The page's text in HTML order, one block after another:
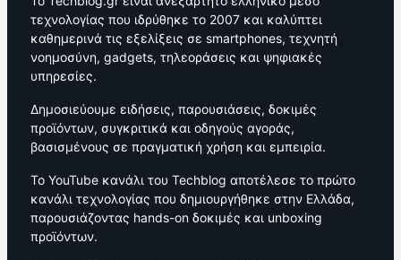
τεχνολογίας που ιδρύθηκε το 2007 και καλύπτει
καθημερινά τις εξελίξεις σε smartphones, τεχνητή
νοημοσύνη, gadgets, τηλεοράσεις και ψηφιακές
υπηρεσίες.
Δημοσιεύουμε ειδήσεις, παρουσιάσεις, δοκιμές
προϊόντων, συγκριτικά και οδηγούς αγοράς,
βασισμένους σε πραγματική χρήση και εμπειρία.
Το YouTube κανάλι του Techblog αποτέλεσε το πρώτο
κανάλι τεχνολογίας που δημιουργήθηκε στην Ελλάδα,
παρουσιάζοντας hands-on δοκιμές και unboxing
προϊόντων.